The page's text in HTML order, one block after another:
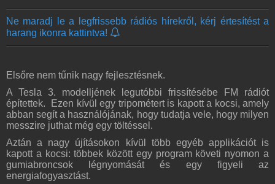
Kapcsolat
Írj nekünk!
Rádió beágyazás
Ágyazd be weboldaladba
Online rádió készítés
Készítés lépésről lépésre
Ne maradj le a legfrissebb rádiós hírekről, kérj értesítést a
harang ikonra kattintva!
Elsőre nem tűnik nagy fejlesztésnek.
A Tesla 3. modelljének legutóbbi frissítésébe FM rádiót
építettek. Ezen kívül egy tripométert is kapott a kocsi, amely
abban segít a használójának, hogy tudatja vele, hogy milyen
messzire juthat még egy töltéssel.
Aztán a nagy újításokon kívül több egyéb applikációt is
kapott a kocsi: többek között egy program követi nyomon a
gumiabroncsok légnyomását és egy figyeli az
energiafogyasztást.